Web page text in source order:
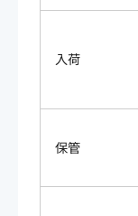
入荷
保管